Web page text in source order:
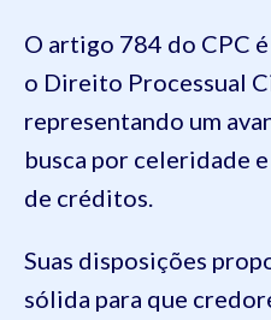
O artigo 784 do CPC
o Direito Processual
representando um
busca por celeridade
de créditos.
Suas disposições
sólida para que